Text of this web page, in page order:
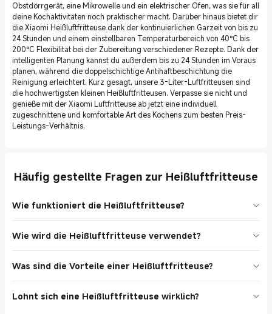
Obstdörrgerät, eine Mikrowelle und ein elektrischer Ofen, was sie für all
deine Kochaktivitäten noch praktischer macht. Darüber hinaus bietet dir
die Xiaomi Heißluftfritteuse dank der kontinuierlichen Garzeit von bis zu
24 Stunden und einem einstellbaren Temperaturbereich von 40°C bis
200°C Flexibilität bei der Zubereitung verschiedener Rezepte. Dank der
intelligenten Planung kannst du außerdem bis zu 24 Stunden im Voraus
planen, während die doppelschichtige Antihaftbeschichtung die
Reinigung erleichtert. Kurz gesagt, unsere 3-Liter-Luftfritteusen sind
die hochwertigsten kleinen Heißluftfritteusen. Verpasse sie nicht und
genieße mit der Xiaomi Luftfritteuse ab jetzt eine individuell
zugeschnittene und komfortable Art des Kochens zum besten Preis-
Leistungs-Verhältnis.
Häufig gestellte Fragen zur Heißluftfritteuse
Wie funktioniert die Heißluftfritteuse?
Geschwindigkeit durch die heiße Luft gegart. Sie verfügt über
Hochgeschwindigkeit zirkulieren lässt. Der heiße Luftstrom umgibt
Außenschicht, ähnlich wie beim traditionellen Frittieren. Durch die
zirkulierende Heißluft wird den Lebensmitteln außerdem
Wie wird die Heißluftfritteuse verwendet?
die Heißluftfritteuse auf eine stabile Unterlage und schließe sie an.
Stelle die Garzeit und die Temperatur entsprechend dem Rezept
Was sind die Vorteile einer Heißluftfritteuse?
aufgeführt sind. Gesünderes Kochen: Heißluftfritteusen benötigen
Lohnt sich eine Heißluftfritteuse wirklich?